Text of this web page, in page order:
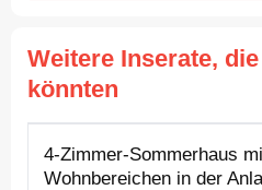
Weitere Inserate,
könnten
ZUR MIETE
4-Zimmer-Sommerhaus
Wohnbereichen in der